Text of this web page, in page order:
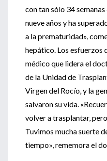
con tan sólo 34
nueve años y ha
a la prematuridad»,
hepático. Los esfuerzos
médico que lidera el
de la Unidad de
Virgen del Rocío, y la
salvaron su vida.
volver a trasplantar,
Tuvimos mucha suerte
tiempo», rememora el